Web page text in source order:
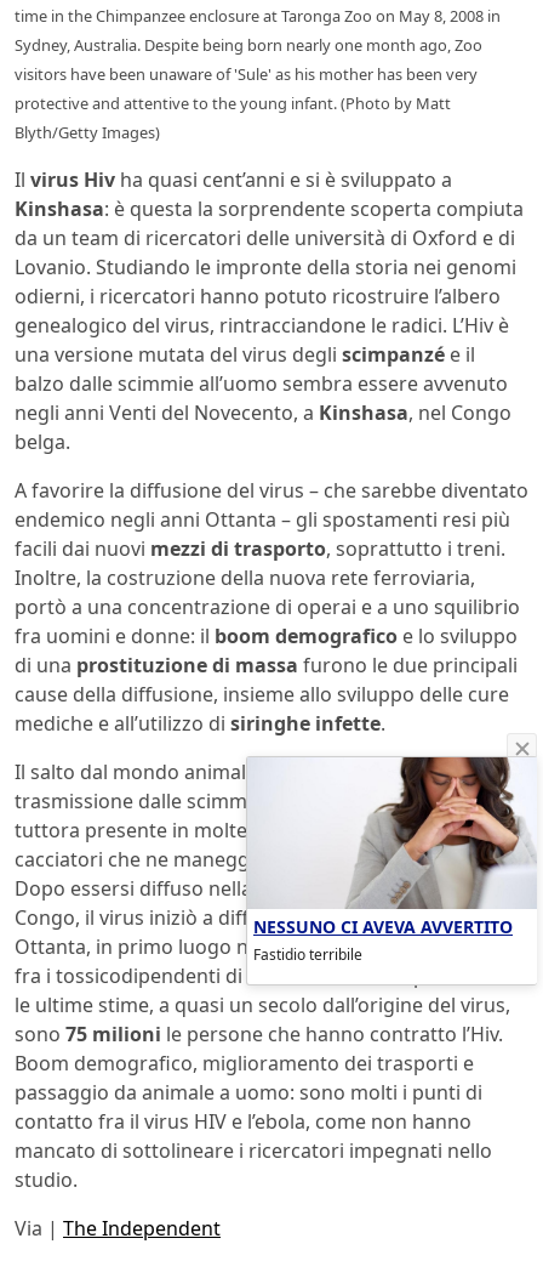
time in the Chimpanzee enclosure at Taronga Zoo on May 8, 2008 in
Sydney, Australia. Despite being born nearly one month ago, Zoo
visitors have been unaware of 'Sule' as his mother has been very
protective and attentive to the young infant. (Photo by Matt
Blyth/Getty Images)
Il virus Hiv ha quasi cent’anni e si è sviluppato a
Kinshasa: è questa la sorprendente scoperta compiuta
da un team di ricercatori delle università di Oxford e di
Lovanio. Studiando le impronte della storia nei genomi
odierni, i ricercatori hanno potuto ricostruire l’albero
genealogico del virus, rintracciandone le radici. L’Hiv è
una versione mutata del virus degli scimpanzé e il
balzo dalle scimmie all’uomo sembra essere avvenuto
negli anni Venti del Novecento, a Kinshasa, nel Congo
belga.
A favorire la diffusione del virus – che sarebbe diventato
endemico negli anni Ottanta – gli spostamenti resi più
facili dai nuovi mezzi di trasporto, soprattutto i treni.
Inoltre, la costruzione della nuova rete ferroviaria,
portò a una concentrazione di operai e a uno squilibrio
fra uomini e donne: il boom demografico e lo sviluppo
di una prostituzione di massa furono le due principali
cause della diffusione, insieme allo sviluppo delle cure
mediche e all’utilizzo di siringhe infette.
Il salto dal mondo animale all’uomo avvenne con la
trasmissione dalle scimmie (l’immunodeficienza è
tuttora presente in molte comunità di primati) ai
cacciatori che ne maneggiavano la carne nelle foreste.
Dopo essersi diffuso nella Repubblica Democratica del
Congo, il virus iniziò a diffondersi nei primi anni
Ottanta, in primo luogo nelle comunità omosessuali e
fra i tossicodipendenti di Stati Uniti ed Europa. Secondo
le ultime stime, a quasi un secolo dall’origine del virus,
sono 75 milioni le persone che hanno contratto l’Hiv.
Boom demografico, miglioramento dei trasporti e
passaggio da animale a uomo: sono molti i punti di
contatto fra il virus HIV e l’ebola, come non hanno
mancato di sottolineare i ricercatori impegnati nello
studio.
Via | The Independent
NESSUNO CI AVEVA AVVERTITO
Fastidio terribile